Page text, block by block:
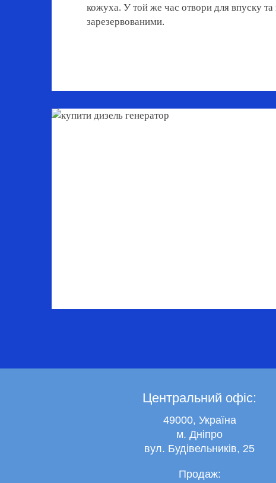
кожуха. У той же час отвори для впуску та
зарезервованими.
Центральний офіс:
49000, Україна
м. Дніпро
вул. Будівельників, 25
Продаж: